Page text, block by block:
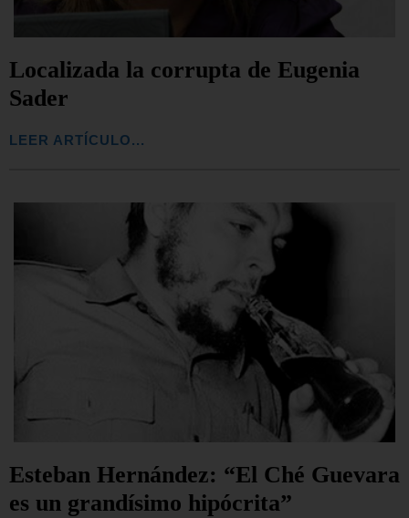
Localizada la corrupta de Eugenia
Sader
LEER ARTÍCULO...
Esteban Hernández: “El Ché Guevara
es un grandísimo hipócrita”